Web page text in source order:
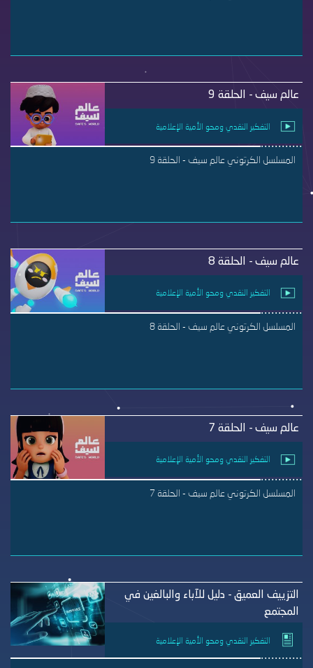
عالم سيف - الحلقة 9
التفكير النقدي ومحو الأمية الإعلامية
المسلسل الكرتوني عالم سيف - الحلقة 9
عالم سيف - الحلقة 8
التفكير النقدي ومحو الأمية الإعلامية
المسلسل الكرتوني عالم سيف - الحلقة 8
عالم سيف - الحلقة 7
التفكير النقدي ومحو الأمية الإعلامية
المسلسل الكرتوني عالم سيف - الحلقة 7
التزييف العميق - دليل للآباء والبالغين في
المجتمع
التفكير النقدي ومحو الأمية الإعلامية